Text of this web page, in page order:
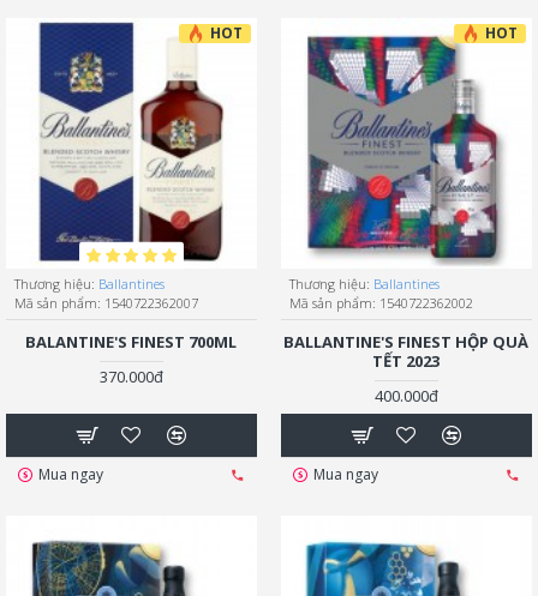
HOT
Thương hiệu: Ballantines
Mã sản phẩm: 1540722362007
BALANTINE'S FINEST 700ML
370.000đ
Mua ngay
HOT
Thương hiệu: Ballantines
Mã sản phẩm: 1540722362002
BALLANTINE'S FINEST HỘP QUÀ
TẾT 2023
400.000đ
Mua ngay